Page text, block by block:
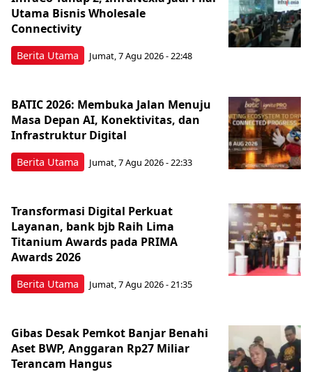
Berita Utama
Utama Bisnis Wholesale
Connectivity
Jumat, 7 Agu 2026 - 22:48
Berita Utama
BATIC 2026: Membuka Jalan Menuju
Masa Depan AI, Konektivitas, dan
Infrastruktur Digital
Jumat, 7 Agu 2026 - 22:33
Berita Utama
Transformasi Digital Perkuat
Layanan, bank bjb Raih Lima
Titanium Awards pada PRIMA
Awards 2026
Jumat, 7 Agu 2026 - 21:35
Gibas Desak Pemkot Banjar Benahi
Aset BWP, Anggaran Rp27 Miliar
Terancam Hangus